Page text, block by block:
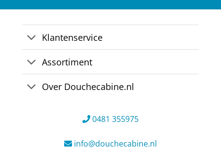
Klantenservice
Assortiment
Over Douchecabine.nl
0481 355975
info@douchecabine.nl